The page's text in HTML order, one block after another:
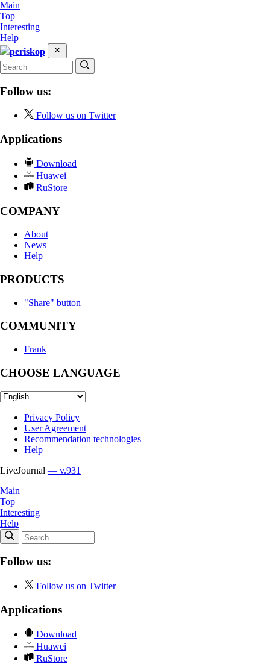
Main
Top
Interesting
Help
periskop
Follow us:
Follow us on Twitter
Applications
Download
Huawei
RuStore
COMPANY
About
News
Help
PRODUCTS
"Share" button
COMMUNITY
Frank
CHOOSE LANGUAGE
Privacy Policy
User Agreement
Recommendation technologies
Help
LiveJournal — v.931
Main
Top
Interesting
Help
Follow us:
Follow us on Twitter
Applications
Download
Huawei
RuStore